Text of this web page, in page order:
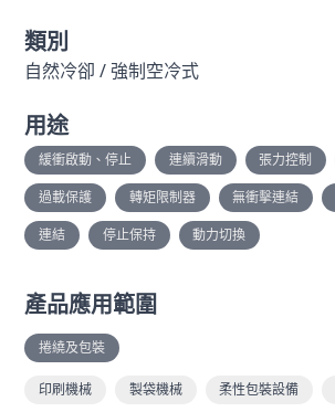
類別
自然冷卻 / 強制空冷式
用途
緩衝啟動、停止 連續滑動 張力控制
過載保護
轉矩限制器 無衝擊連結
連結
停止保持 動力切換
產品應用範圍
捲繞及包裝
印刷機械 製袋機械 柔性包裝設備